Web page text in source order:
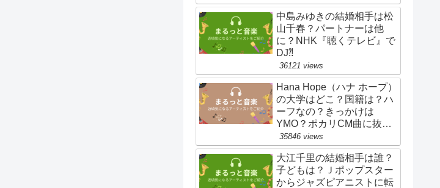
中島みゆきの結婚相手は松
山千春？パートナーは他
に？NHK『聴くテレビ』で
DJ⁈
36121 views
Hana Hope（ハナ ホープ）
の大学はどこ？国籍は？ハ
ーフなの？きっかけは
YMO？ポカリCM曲に抜
擢！
35846 views
大江千里の結婚相手は誰？
子どもは？Ｊポップスター
からジャズピアニストに転